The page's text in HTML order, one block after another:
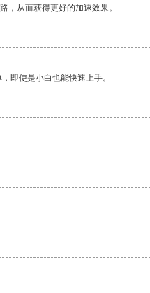
，从而获得更好的加速效果。
即使是小白也能快速上手。